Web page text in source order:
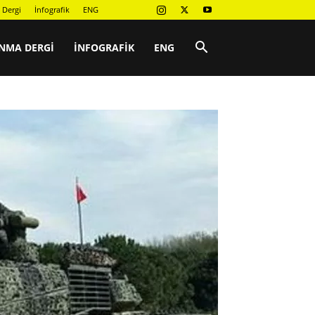
İnfografik ENG
DERGI İNFOGRAFIK ENG